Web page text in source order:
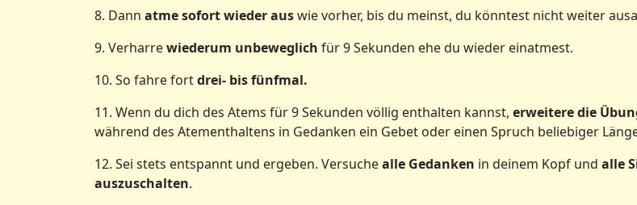
8. Dann atme sofort wieder auswie vorher, bis du meinst, du könntest nicht weiter
9. Verharrewiederum unbeweglich für 9 Sekunden ehe du wieder einatmest.
10. So fahre fortdrei- bis fünfmal.
11. Wenn du dich des Atems für 9 Sekunden völlig enthalten kannst, erweitere die
während des Atementhaltens in Gedanken ein Gebet oder einen Spruch beliebiger
12. Sei stets entspannt und ergeben. Versuchealle Gedanken in deinem Kopf und alle
auszuschalten.